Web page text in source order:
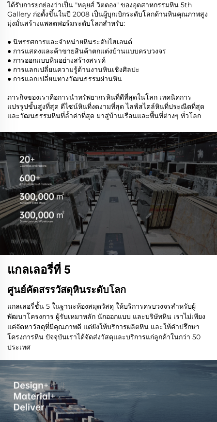
ได้รับการยกย่องว่าเป็น "หลุยส์ วิตตอง" ของอุตสาหกรรมหิน 5th
Gallery ก่อตั้งขึ้นในปี 2008 เป็นผู้บุกเบิกระดับโลกด้านหินคุณภาพสูง
มุ่งมั่นสร้างแพลตฟอร์มระดับโลกสำหรับ:
● นิทรรศการและจำหน่ายหินระดับไฮเอนด์
● การแสดงและค้าขายสินค้าตกแต่งบ้านแบบครบวงจร
● การออกแบบหินอย่างสร้างสรรค์
● การแลกเปลี่ยนความรู้ด้านงานหินเชิงศิลปะ
● การแลกเปลี่ยนทางวัฒนธรรมผ่านหิน
ภารกิจของเราคือการนำทรัพยากรหินที่ดีที่สุดในโลก เทคนิคการ
แปรรูปขั้นสูงที่สุด ดีไซน์หินที่งดงามที่สุด ไลฟ์สไตล์หินที่ประณีตที่สุด
และวัฒนธรรมหินที่ล้ำค่าที่สุด มาสู่บ้านเรือนและพื้นที่ต่างๆ ทั่วโลก
แกลเลอรี่ที่ 5
ศูนย์คัดสรรวัสดุหินระดับโลก
แกลเลอรี่ชั้น 5 ในฐานะห้องสมุดวัสดุ ให้บริการครบวงจรสำหรับผู้
พัฒนาโครงการ ผู้รับเหมาหลัก นักออกแบบ และบริษัทหิน เราไม่เพียง
แค่จัดหาวัสดุที่มีคุณภาพดี แต่ยังให้บริการผลิตหิน และให้คำปรึกษา
โครงการหิน ปัจจุบันเราได้จัดส่งวัสดุและบริการแก่ลูกค้าในกว่า 50
ประเทศ